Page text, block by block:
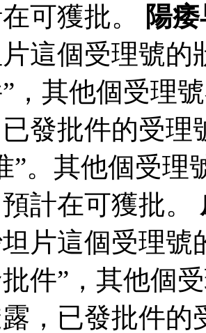
可獲批。
陽
這個受理號的
，其他個受理
發批件的受
”。其他個受理
計在可獲批。
片這個受理號
件”，其他個
，已發批件的